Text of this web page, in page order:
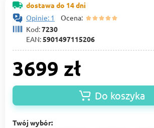
dostawa do 14 dni
Opinie: 1
Ocena:
Kod:7230
EAN:5901497115206
3699 zł
Do koszyka
Twój wybór: